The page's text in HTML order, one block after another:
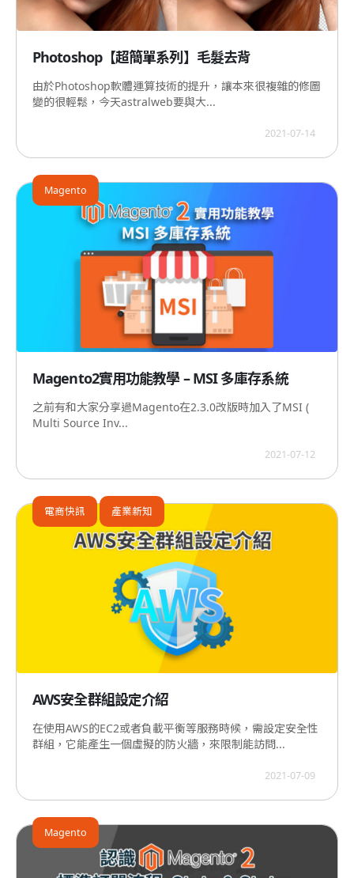
Photoshop【超簡單系列】毛髮去背
由於Photoshop軟體運算技術的提升，讓本來很複雜的修圖
變的很輕鬆，今天astralweb要與大...
2021-07-14
Magento2實用功能教學 – MSI 多庫存系統
之前有和大家分享過Magento在2.3.0改版時加入了MSI (
Multi Source Inv...
2021-07-12
Magento
AWS安全群組設定介紹
在使用AWS的EC2或者負載平衡等服務時候，需設定安全性
群組，它能產生一個虛擬的防火牆，來限制能訪問...
2021-07-09
電商快訊 產業新知
Magento